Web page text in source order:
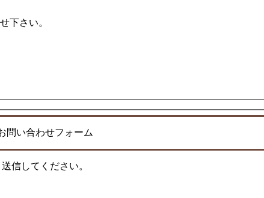
下さい。
問い合わせフォーム
信してください。